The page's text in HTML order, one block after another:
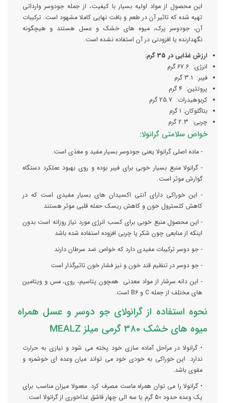
این محصول از مواد اولیه بسیار با کیفیت، از جمله جودوسر وارداتی
تهیه شده که تاثیر آن در طعم و بافت نهایی کاملا مشهود است. ترکیبات
آن، جودوسر پرک، میوه های خشک و عسل هستند و هیچگونه
نگهدارنده یا افزودنی در آن استفاده نشده است.
ارزش غذایی در 35 گرم:
انرژی: 67.6 گرم
فیبر: 3.1 گرم
پروتئین: 4 گرم
کربوهیدرات: 25.7 گرم
بتاگلوکان: 1 گرم
چربی: 2.3 گرم
خواص سلامتی گرانولا:
- ماده اصلی گرانولا یعنی جودوسر بسیار مفید و مغذی است.
- گرانولا منبع بسیار خوبی برای فیبر بوده و روی بهبود عملکرد دستگاه
گوارش موثر است.
- این خوراکی دارای آنتی اکسیدان های بسیار مفیدی است که در
کاهش کلسترول خون و کاهش ریسک حمله قلبی موثر هستند
- این محصول منبع خوبی برای کسب انرژی مورد نیاز روزانه است بدون
اینکه از منابعی چون شکر یا چربی افزوده استفاده شده باشد
- جو دوسر ترکیبات مفیدی دارد که خواص ضد سرطان دارند
- جو دوسر در تنظیم قند خون و نیز فشار خون تاثیرگذار است
- این دانه سرشار از مواد معدنی همچون پتاسیم، روی، مس و ویتامین
های مختلف از جمله C و B6 است.
نحوه استفاده از گرانولای جو دوسر و عسل همراه
میوه های خشک 380 گرمی میلز MEALZ
• گرانولا در مراحل آماده سازی خود پخته می شود و نیازی به حرارت
ندارد. این خوراکی به خودی خود می تواند میان وعده ای خوشمزه و
مقوی باشد.
• گرانولا را می توان همراه ماست مصرف کرد. معمولا میزان مناسب برای
یک وعده حدود 50 گرم یا سه الی چهار قاشق غذاخوری از گرانولا است.